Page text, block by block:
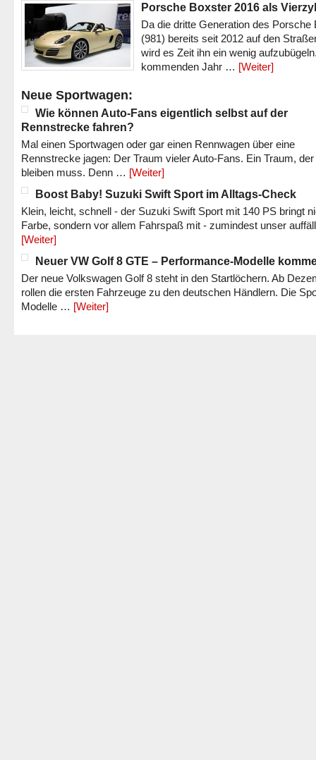
Porsche Boxster 2016 als
Da die dritte Generation des Porsche
(981) bereits seit 2012 auf den
wird es Zeit ihn ein wenig
kommenden Jahr … [Weiter]
Neue Sportwagen:
Wie können Auto-Fans eigentlich selbst auf der
Rennstrecke fahren?
Mal einen Sportwagen oder gar einen Rennwagen über eine
Rennstrecke jagen: Der Traum vieler Auto-Fans. Ein Traum,
bleiben muss. Denn … [Weiter]
Boost Baby! Suzuki Swift Sport im Alltags-Check
Klein, leicht, schnell - der Suzuki Swift Sport mit 140 PS bringt
Farbe, sondern vor allem Fahrspaß mit - zumindest unser
[Weiter]
Neuer VW Golf 8 GTE – Performance-Modelle
Der neue Volkswagen Golf 8 steht in den Startlöchern. Ab
rollen die ersten Fahrzeuge zu den deutschen Händlern. Die
Modelle … [Weiter]